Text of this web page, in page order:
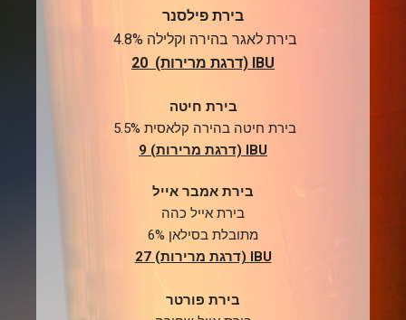
בירת פילסנר
בירת לאגר בהירה וקלילה
IBU (דרגת מרירות) 20
בירת חיטה
בירת חיטה בהירה קלאסית
IBU (דרגת מרירות) 9
בירת אמבר אייל
בירת אייל כהה
מתובלת בסילאן 6%
IBU (דרגת מרירות) 27
בירת פורטר